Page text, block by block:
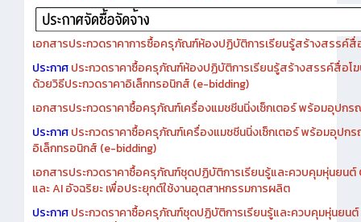
แผนการจัดซื้อครุภัณฑ์ปีงบประมาณ ๒๕๖๘
เอกสารประกวดราคาการซื้อครุภัณฑ์ห้องปฏิบัติการเรียนรู้สร้างสรรค์
ประกาศ ประกวดราคาซื้อครุภัณฑ์ห้องปฏิบัติการเรียนรู้สร้างสรรค์สื่อโ
ด้วยวิธีประกวดราคาอิเล็กทรอนิกส์ (e-bidding)
เอกสารประกวดราคาซื้อครุภัณฑ์เครื่องแมชชีนนิ่งเซ็กเตอร์ พร้อมอุปก
ประกาศประกวดราคาซื้อครุภัณฑ์เครื่องแมชชีนนิ่งเซ็กเตอร์ พร้อมอุปก
อิเล็กทรอนิกส์ (e-bidding)
เอกสารประกวดราคาซื้อครุภัณฑ์ชุดปฏิบัติการเรียนรู้และควบคุมหุ่นยน
และ AI อัจฉริยะ เพื่อประยุกต์ใช้งานอุตสาหกรรมการผลิต